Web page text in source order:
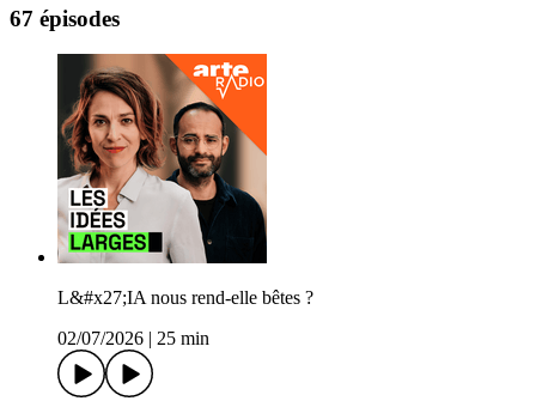
67 épisodes
L&#x27;IA nous rend-elle bêtes ?
02/07/2026
25 min